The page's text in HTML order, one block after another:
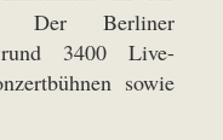
Der Berliner
rund 3400 Live-
sowie